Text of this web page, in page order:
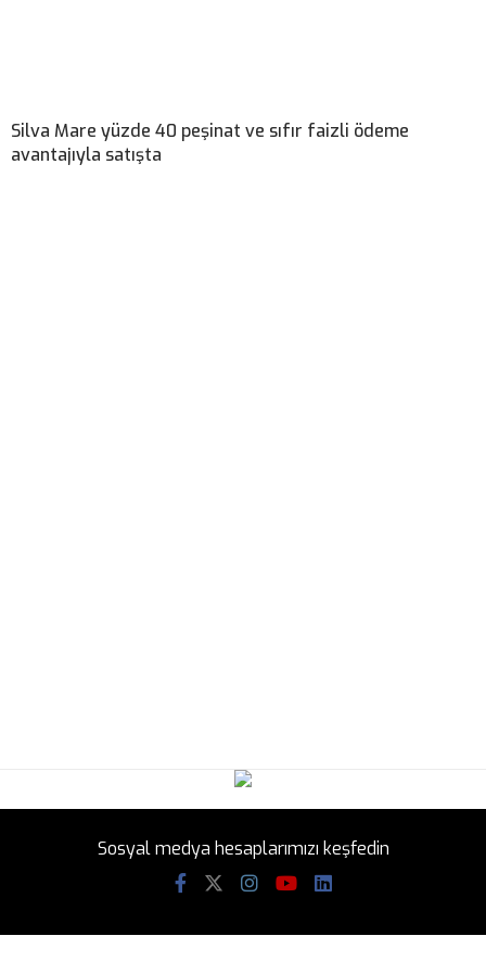
Silva Mare yüzde 40 peşinat ve sıfır faizli ödeme
avantajıyla satışta
Sosyal medya hesaplarımızı keşfedin